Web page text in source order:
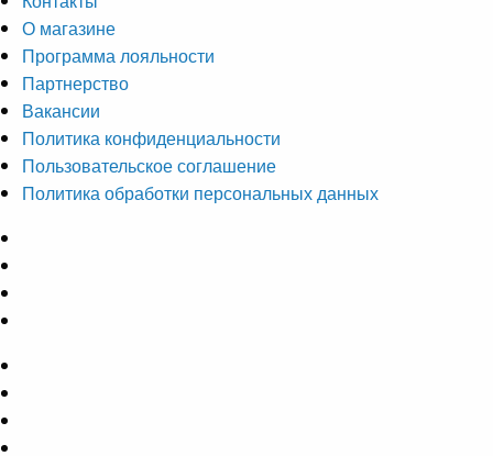
О магазине
Программа лояльности
Партнерство
Вакансии
Политика конфиденциальности
Пользовательское соглашение
Политика обработки персональных данных